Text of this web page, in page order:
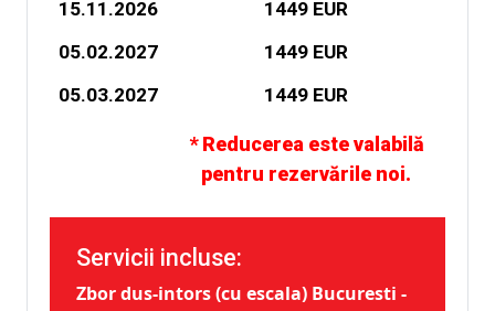
15.11.2026
1449 EUR
05.02.2027
1449 EUR
05.03.2027
1449 EUR
* Reducerea este valabilă
pentru rezervările noi.
Servicii incluse:
Zbor dus-intors (cu escala) Bucuresti -